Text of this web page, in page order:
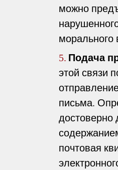
можно
морального
5. Подача
этой связи
письма.
достоверно
почтовая